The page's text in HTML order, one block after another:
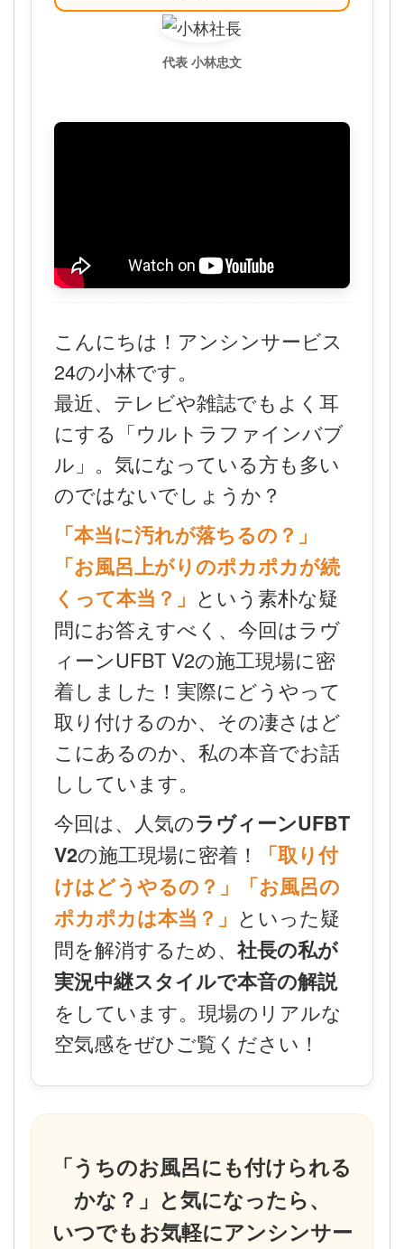
代表 小林忠文
こんにちは！アンシンサービス
24の小林です。
最近、テレビや雑誌でもよく耳
にする「ウルトラファインバブ
ル」。気になっている方も多い
のではないでしょうか？
「本当に汚れが落ちるの？」
「お風呂上がりのポカポカが続
くって本当？」 という素朴な疑
問にお答えすべく、今回はラヴ
ィーンUFBT V2の施工現場に密
着しました！実際にどうやって
取り付けるのか、その凄さはど
こにあるのか、私の本音でお話
ししています。
今回は、人気のラヴィーンUFBT
V2の施工現場に密着！
「取り付
けはどうやるの？」「お風呂の
ポカポカは本当？」 といった疑
問を解消するため、 社長の私が
実況中継スタイルで本音の解説
をしています。現場のリアルな
空気感をぜひご覧ください！
「うちのお風呂にも付けられる
かな？」と気になったら、
いつでもお気軽にアンシンサー